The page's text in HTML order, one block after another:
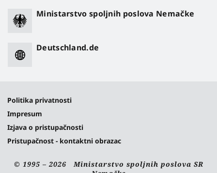
Ministarstvo spoljnih poslova Nemačke
Deutschland.de
Politika privatnosti
Impresum
Izjava o pristupačnosti
Pristupačnost - kontaktni obrazac
© 1995 – 2026 Ministarstvo spoljnih poslova SR